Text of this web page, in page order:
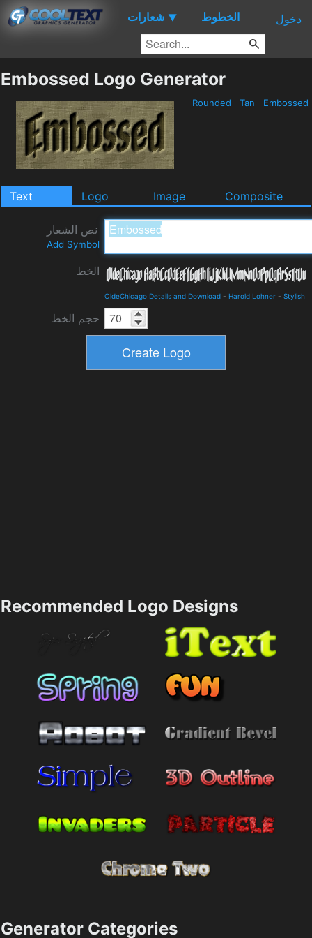
شعارات ▼ الخطوط دخول
Embossed Logo Generator
Rounded Tan Embossed
Text Logo Image Composite
نص الشعار
Add Symbol
الخط
OldeChicago Details and Download - Harold Lohner - Stylish
حجم الخط
Recommended Logo Designs
Generator Categories